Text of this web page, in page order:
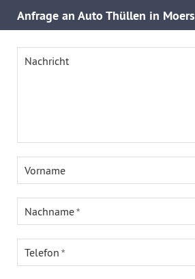
Anfrage an Auto Thüllen in Moers
Nachricht
Vorname
Nachname
Telefon